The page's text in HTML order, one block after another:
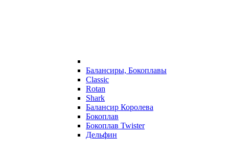
Балансиры, Бокоплавы
Classic
Rotan
Shark
Балансир Королева
Бокоплав
Бокоплав Twister
Дельфин